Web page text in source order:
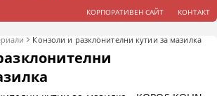
КОРПОРАТИВЕН САЙТ КОНТАКТ
Конзоли и разклонителни кутии за мазилка